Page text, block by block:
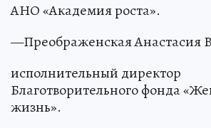
АНО «Академия роста».
—Преображенская Анастасия
исполнительный директор
Благотворительного фонда
жизнь».